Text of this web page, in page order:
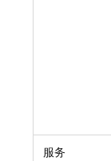
服务